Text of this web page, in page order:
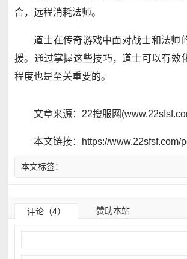
合，远程消耗法师。
道士在传奇游戏中面对战士和法师
援。通过掌握这些技巧，道士可以有效
程度也是至关重要的。
文章来源：22搜服网
本文链接：https://www.22sfsf.com/
本文标签：
评论（4） 赞助本站